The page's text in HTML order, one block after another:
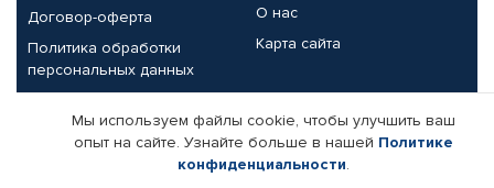
Договор-оферта
Политика обработки
персональных данных
О нас
Карта сайта
Партнерам
Корпоративным клиентам
Реквизиты компании
Мы используем файлы cookie, чтобы улучшить ваш
опыт на сайте. Узнайте больше в нашей Политике
конфиденциальности.